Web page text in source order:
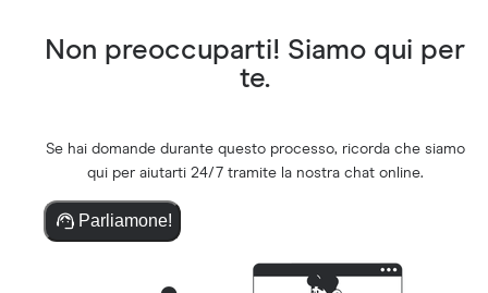
Non preoccuparti! Siamo qui per
te.
Se hai domande durante questo processo, ricorda che siamo
qui per aiutarti 24/7 tramite la nostra chat online.
Parliamone!